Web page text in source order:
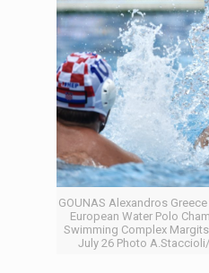
GOUNAS Alexandros
European Water Polo
Swimming Complex
July 26 Photo